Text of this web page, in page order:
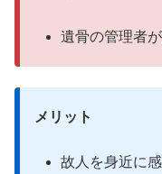
遺骨の管理者
メリット
故人を身近に